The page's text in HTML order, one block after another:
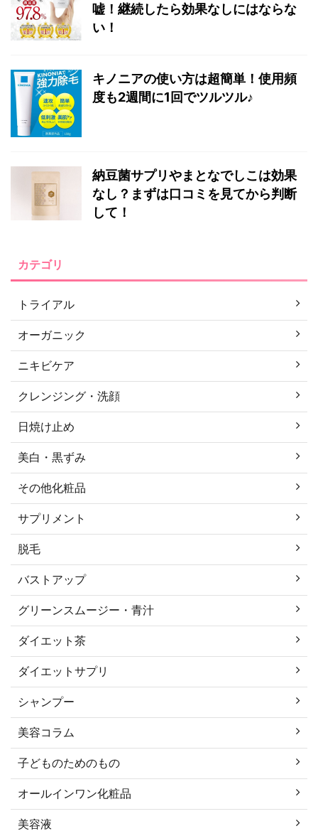
嘘！継続したら効果なしにはならな
い！
キノニアの使い方は超簡単！使用頻
度も2週間に1回でツルツル♪
納豆菌サプリやまとなでしこは効果
なし？まずは口コミを見てから判断
して！
カテゴリ
トライアル
オーガニック
ニキビケア
クレンジング・洗顔
日焼け止め
美白・黒ずみ
その他化粧品
サプリメント
脱毛
バストアップ
グリーンスムージー・青汁
ダイエット茶
ダイエットサプリ
シャンプー
美容コラム
子どものためのもの
オールインワン化粧品
美容液